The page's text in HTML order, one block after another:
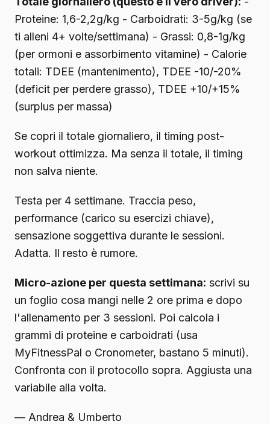
Proteine: 1,6-2,2g/kg - Carboidrati: 3-5g/kg (se
ti alleni 4+ volte/settimana) - Grassi: 0,8-1g/kg
(per ormoni e assorbimento vitamine) - Calorie
totali: TDEE (mantenimento), TDEE -10/-20%
(deficit per perdere grasso), TDEE +10/+15%
(surplus per massa)
Se copri il totale giornaliero, il timing post-
workout ottimizza. Ma senza il totale, il timing
non salva niente.
Testa per 4 settimane. Traccia peso,
performance (carico su esercizi chiave),
sensazione soggettiva durante le sessioni.
Adatta. Il resto è rumore.
Micro-azione per questa settimana: scrivi su
un foglio cosa mangi nelle 2 ore prima e dopo
l'allenamento per 3 sessioni. Poi calcola i
grammi di proteine e carboidrati (usa
MyFitnessPal o Cronometer, bastano 5 minuti).
Confronta con il protocollo sopra. Aggiusta una
variabile alla volta.
— Andrea & Umberto